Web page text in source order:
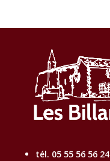
tél. 05 55 56 56 24